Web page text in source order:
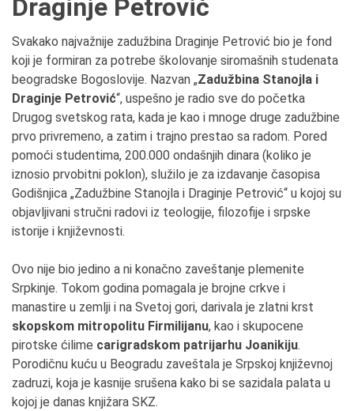
Draginje Petrović
Svakako najvažnije zadužbina Draginje Petrović bio je fond
koji je formiran za potrebe školovanje siromašnih studenata
beogradske Bogoslovije. Nazvan „Zadužbina Stanojla i
Draginje Petrović“, uspešno je radio sve do početka
Drugog svetskog rata, kada je kao i mnoge druge zadužbine
prvo privremeno, a zatim i trajno prestao sa radom. Pored
pomoći studentima, 200.000 ondašnjih dinara (koliko je
iznosio prvobitni poklon), služilo je za izdavanje časopisa
Godišnjica „Zadužbine Stanojla i Draginje Petrović“ u kojoj su
objavljivani stručni radovi iz teologije, filozofije i srpske
istorije i književnosti.
Ovo nije bio jedino a ni konačno zaveštanje plemenite
Srpkinje. Tokom godina pomagala je brojne crkve i
manastire u zemlji i na Svetoj gori, darivala je zlatni krst
skopskom mitropolitu Firmilijanu, kao i skupocene
pirotske ćilime carigradskom patrijarhu Joanikiju.
Porodičnu kuću u Beogradu zaveštala je Srpskoj književnoj
zadruzi, koja je kasnije srušena kako bi se sazidala palata u
kojoj je danas knjižara SKZ.